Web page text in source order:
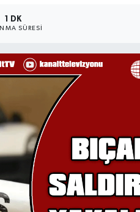
1 DK
SÜRESI